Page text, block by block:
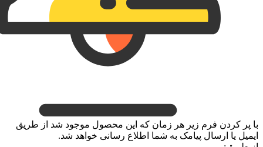
فرم زیر هر زمان که این محصول موجود شد از طریق
پیامک به شما اطلاع رسانی خواهد شد.